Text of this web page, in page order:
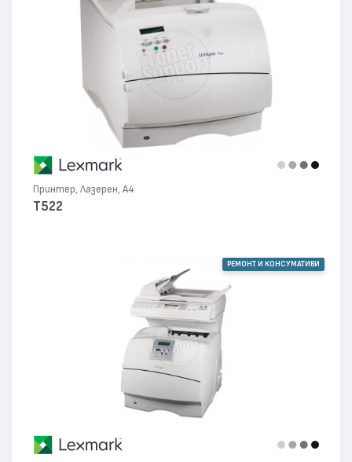
Принтер, Лазерен, А4
T522
РЕМОНТ И КОНСУМАТИВИ